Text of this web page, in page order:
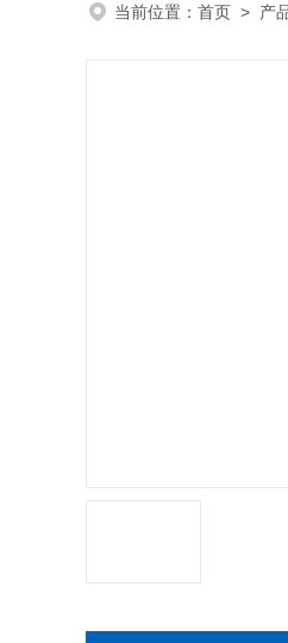
当前位置： 首页 > 产